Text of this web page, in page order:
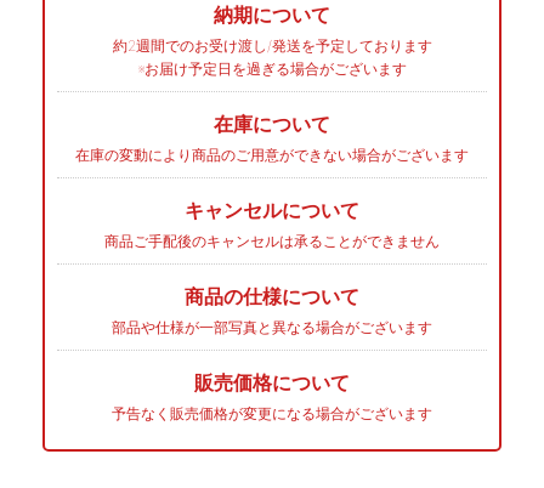
納期について
約2週間でのお受け渡し/発送を予定しております
※お届け予定日を過ぎる場合がございます
在庫について
在庫の変動により商品のご用意ができない場合がございます
キャンセルについて
商品ご手配後のキャンセルは承ることができません
商品の仕様について
部品や仕様が一部写真と異なる場合がございます
販売価格について
予告なく販売価格が変更になる場合がございます